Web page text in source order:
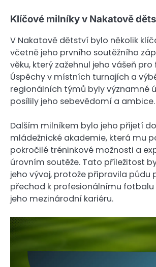
Klíčové milníky v Nakatově
V Nakatově dětství bylo několik
včetně jeho prvního soutěžního
věku, který zažehnul jeho vášeň
Úspěchy v místních turnajích a
regionálních týmů byly významné
posílily jeho sebevědomí a ambice.
Dalším milníkem bylo jeho přijetí
mládežnické akademie, která mu
pokročilé tréninkové možnosti a
úrovním soutěže. Tato příležitost
jeho vývoj, protože připravila půdu
přechod k profesionálnímu fotbalu
jeho mezinárodní kariéru.